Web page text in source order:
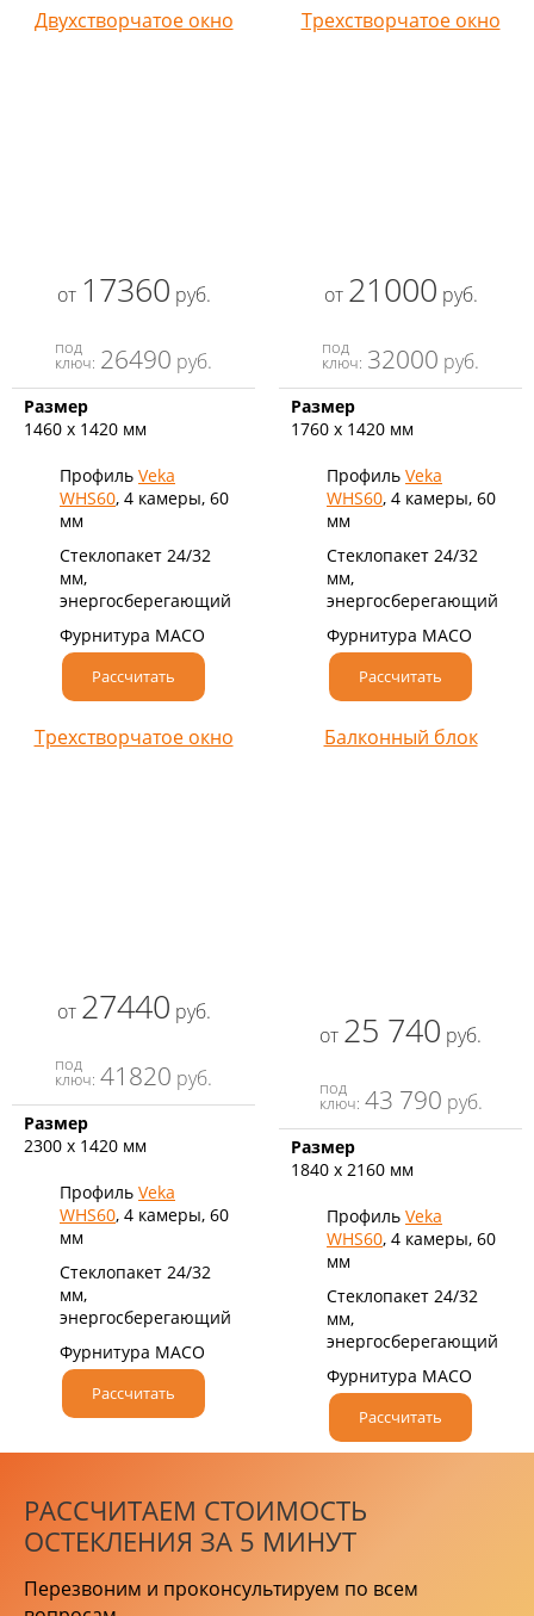
Двухстворчатое окно
от 17360 руб.
под
ключ: 26490 руб.
Размер
1460 х 1420 мм
Профиль Veka
WHS60, 4 камеры, 60
мм
Стеклопакет 24/32
мм,
энергосберегающий
Фурнитура MACO
Рассчитать
Трехстворчатое окно
от 21000 руб.
под
ключ: 32000 руб.
Размер
1760 х 1420 мм
Профиль Veka
WHS60, 4 камеры, 60
мм
Стеклопакет 24/32
мм,
энергосберегающий
Фурнитура MACO
Рассчитать
Трехстворчатое окно
от 27440 руб.
под
ключ: 41820 руб.
Размер
2300 х 1420 мм
Профиль Veka
WHS60, 4 камеры, 60
мм
Стеклопакет 24/32
мм,
энергосберегающий
Фурнитура MACO
Рассчитать
Балконный блок
от 25 740 руб.
под
ключ: 43 790 руб.
Размер
1840 х 2160 мм
Профиль Veka
WHS60, 4 камеры, 60
мм
Стеклопакет 24/32
мм,
энергосберегающий
Фурнитура MACO
Рассчитать
РАССЧИТАЕМ СТОИМОСТЬ
ОСТЕКЛЕНИЯ ЗА 5 МИНУТ
Перезвоним и проконсультируем по всем